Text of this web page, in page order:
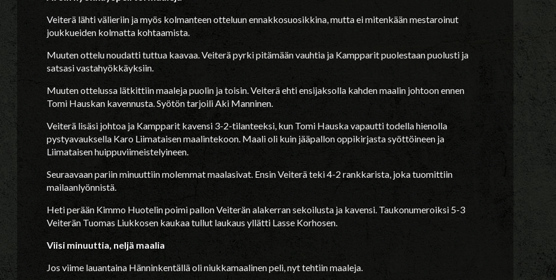
Veiterä lähti välieriin ja myös kolmanteen otteluun ennakkosuosikkina, mutta ei mitenkään mestaroinut
joukkueiden kolmatta kohtaamista.
Muuten ottelu noudatti tuttua kaavaa. Veiterä pyrki pitämään vauhtia ja Kampparit puolestaan puolusti ja
satsasi vastahyökkäyksiin.
Muuten ottelussa lätkittiin maaleja puolin ja toisin. Veiterä ehti ensijaksolla kahden maalin johtoon ennen
Tomi Hauskan kavennusta. Syötön tarjoili Aki Manninen.
Veiterä lisäsi johtoa ja Kampparit kavensi 3-2-tilanteeksi, kun Tomi Hauska vapautti todella hienolla
pystyavauksella Karo Liimataisen maalintekoon. Maali oli kuin jääpallon oppikirjasta syöttöineen ja
Liimataisen huippuviimeistelyineen.
Seuraavaan pariin minuuttiin molemmat maalasivat. Ensin Veiterä teki 4-2 rankkarista, joka tuomittiin
mailaanlyönnistä.
Heti perään Kimmo Huotelin poimi pallon Veiterän alakerran sekoilusta ja kavensi. Taukonumeroiksi 5-3
Veiterän Tuomas Liukkosen kaukaa tullut laukaus yllätti Lasse Korhosen.
Viisi minuuttia, neljä maalia
Jos viime lauantaina Hänninkentällä oli niukkamaalinen peli, nyt tehtiin maaleja.